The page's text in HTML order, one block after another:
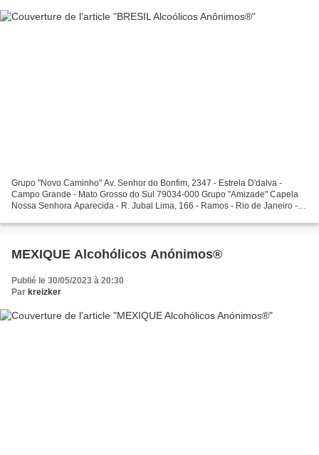
Grupo "Novo Caminho" Av. Senhor do Bonfim, 2347 - Estrela D'dalva -
Campo Grande - Mato Grosso do Sul 79034-000 Grupo "Amizade" Capela
Nossa Senhora Aparecida - R. Jubal Lima, 166 - Ramos - Rio de Janeiro -
MEXIQUE Alcohólicos Anónimos®
Publié le 30/05/2023 à 20:30
Par kreizker